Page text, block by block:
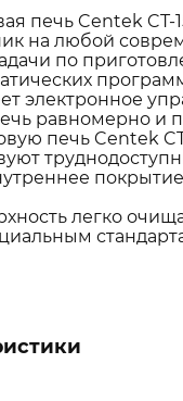
печь Centek CT-
на любой
по
электронное
равномерно и
печь Centek
легко